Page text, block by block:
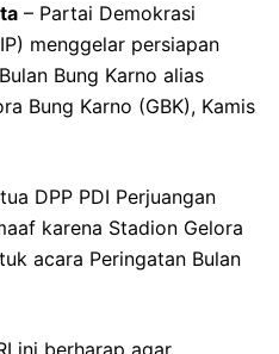
– Partai Demokrasi
menggelar persiapan
Bung Karno alias
Bung Karno (GBK), Kamis
DPP PDI Perjuangan
karena Stadion Gelora
acara Peringatan Bulan
ini berharap agar